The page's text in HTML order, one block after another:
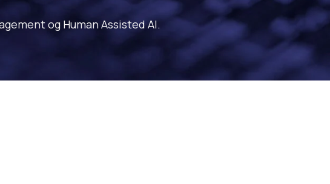
og Human Assisted AI.